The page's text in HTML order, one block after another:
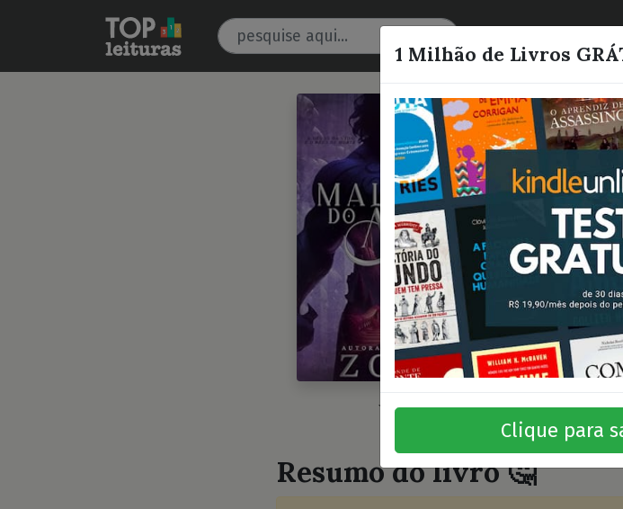
⭐⭐⭐⭐⭐
A
e
X, Zoe
Resumo do livro 🤔
1 Milhão de Livros
Clique para